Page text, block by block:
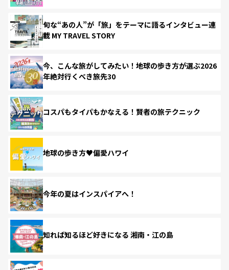
旬な“あの人”が「旅」をテーマに語るインタビュー連
載 MY TRAVEL STORY
今、こんな旅がしてみたい！地球の歩き方が選ぶ2026
年絶対行くべき旅先30
コスパもタイパもかなえる！賢者の旅テクニック
地球の歩き方♥偏愛ハワイ
今年の夏はインスパイアへ！
知れば知るほど好きになる 湘南・江の島